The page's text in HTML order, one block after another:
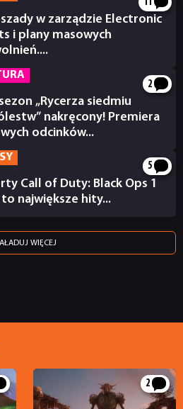
w zarządzie Electronic
i plany masowych
2
„Rycerza siedmiu
nakręcony! Premiera
odcinków...
5
Call of Duty: Black Ops 1
to największe hity...
WIĘCEJ
2